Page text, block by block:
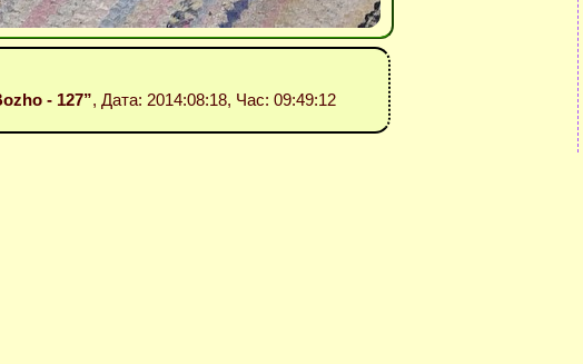
- 127”, Дата: 2014:08:18, Час: 09:49:12